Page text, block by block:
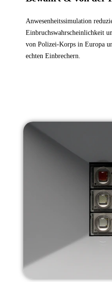
Anwesenheitssimulation
Einbruchswahrscheinlichkeit
von Polizei-Korps in Europa
echten Einbrechern.